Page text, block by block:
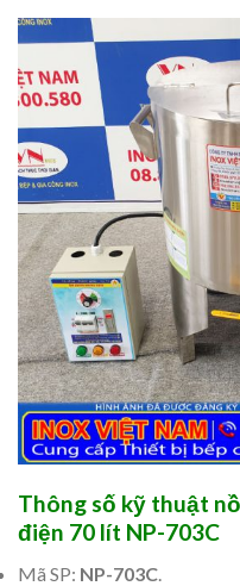
Thông số kỹ thuật
điện 70 lít NP-703C
Mã SP: NP-703C.